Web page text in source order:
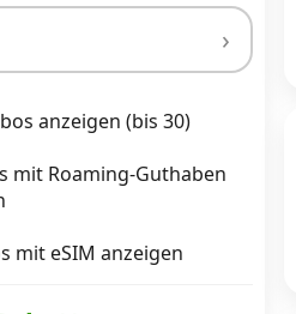
anzeigen (bis 30)
mit Roaming-Guthaben
mit eSIM anzeigen